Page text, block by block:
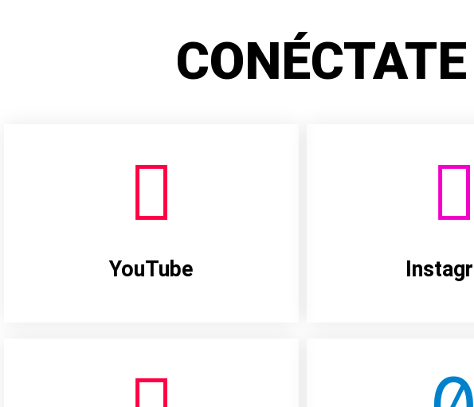
YouTube